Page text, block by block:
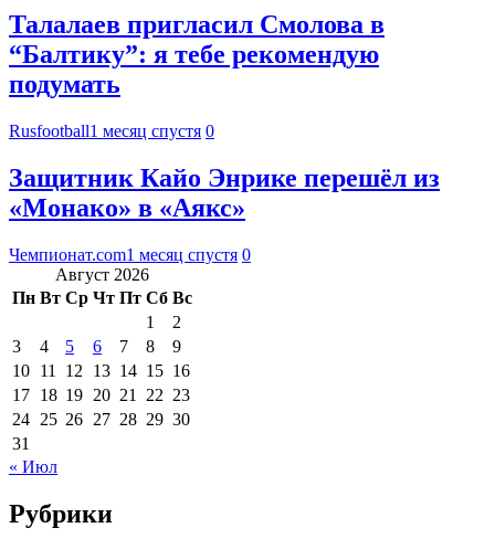
Талалаев пригласил Смолова в
“Балтику”: я тебе рекомендую
подумать
Rusfootball1 месяц спустя 0
Защитник Кайо Энрике перешёл из
«Монако» в «Аякс»
Чемпионат.com1 месяц спустя 0
Август 2026
Пн Вт Ср Чт Пт Сб Вс
1
2
3
4 5 6 7 8
9
10 11 12 13 14 15 16
17 18 19 20 21 22 23
24 25 26 27 28 29 30
31
« Июл
Рубрики